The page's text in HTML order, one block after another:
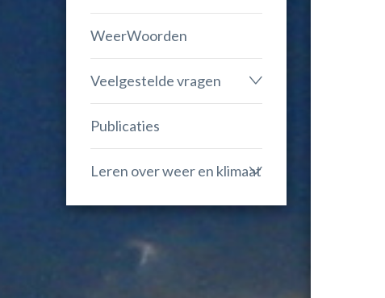
WeerWoorden
Veelgestelde vragen
Publicaties
Leren over weer en klimaat